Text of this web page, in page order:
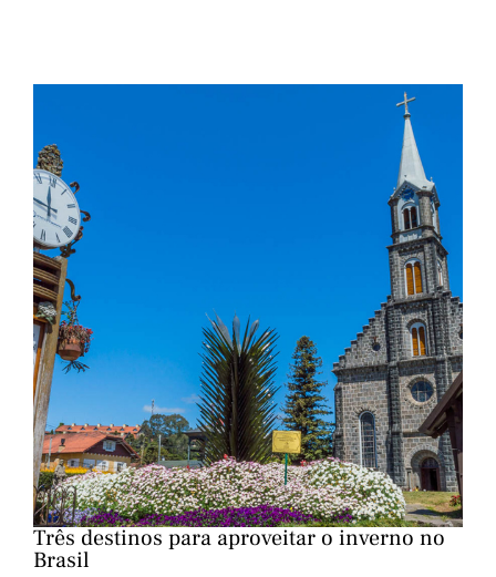
Três destinos para aproveitar o inverno no
Brasil